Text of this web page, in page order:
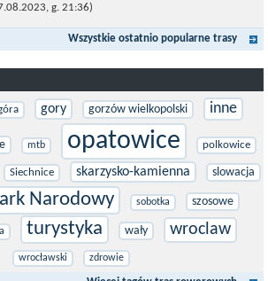
Szlak Rowerowy R-10, jest częścią sieci
wzdłuż brzegu dookoła Morza Bałtyckiego.
sumie ponad 8500...
g. 21:36)
Wszystkie ostatnio popularne trasy
gory gorzów wielkopolski inne
mtb opatowice polkowice
Siechnice skarzysko-kamienna slowacja
Narodowy sobotka szosowe
turystyka wały wroclaw
wrocławski zdrowie